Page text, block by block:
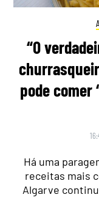
“O
pode comer
Há uma
receitas mais
Algarve